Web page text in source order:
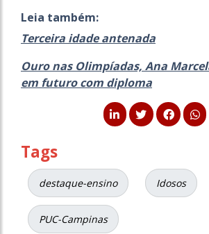
Leia também:
Terceira idade antenada
Ouro nas Olimpíadas, Ana
em futuro com diploma
Tags
destaque-ensino Idosos
PUC-Campinas